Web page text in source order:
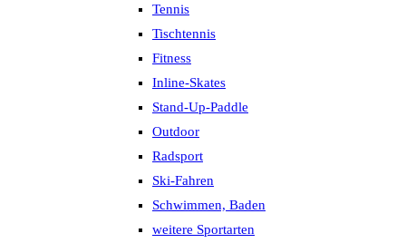
Tennis
Tischtennis
Fitness
Inline-Skates
Stand-Up-Paddle
Outdoor
Radsport
Ski-Fahren
Schwimmen, Baden
weitere Sportarten